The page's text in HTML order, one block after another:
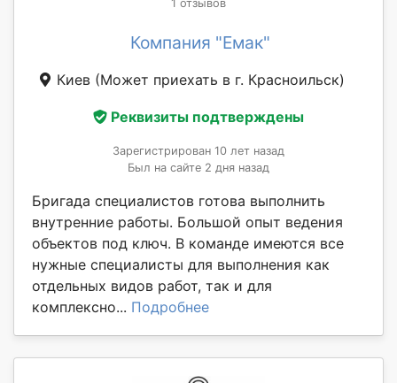
1 отзывов
Компания "Емак"
Киев (Может приехать в г. Красноильск)
Реквизиты подтверждены
Зарегистрирован 10 лет назад
Был на сайте 2 дня назад
Бригада специалистов готова выполнить
внутренние работы. Большой опыт ведения
объектов под ключ. В команде имеются все
нужные специалисты для выполнения как
отдельных видов работ, так и для
комплексно... Подробнее